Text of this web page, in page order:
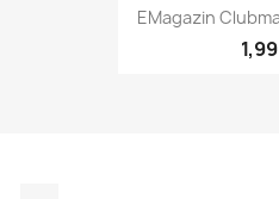
EMagazin